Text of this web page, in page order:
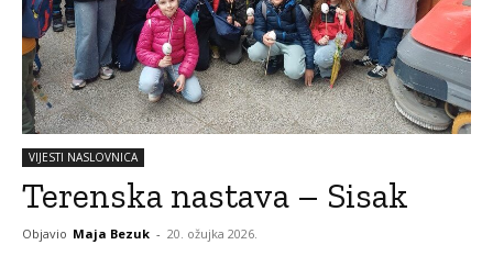
VIJESTI NASLOVNICA
Terenska nastava – Sisak
Objavio Maja Bezuk - 20. ožujka 2026.